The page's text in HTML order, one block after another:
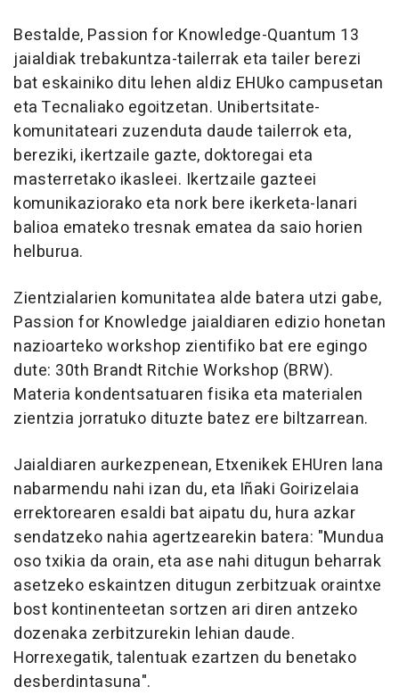
Bestalde, Passion for Knowledge-Quantum 13
jaialdiak trebakuntza-tailerrak eta tailer berezi
bat eskainiko ditu lehen aldiz EHUko campusetan
eta Tecnaliako egoitzetan. Unibertsitate-
komunitateari zuzenduta daude tailerrok eta,
bereziki, ikertzaile gazte, doktoregai eta
masterretako ikasleei. Ikertzaile gazteei
komunikaziorako eta nork bere ikerketa-lanari
balioa emateko tresnak ematea da saio horien
helburua.
Zientzialarien komunitatea alde batera utzi gabe,
Passion for Knowledge jaialdiaren edizio honetan
nazioarteko workshop zientifiko bat ere egingo
dute: 30th Brandt Ritchie Workshop (BRW).
Materia kondentsatuaren fisika eta materialen
zientzia jorratuko dituzte batez ere biltzarrean.
Jaialdiaren aurkezpenean, Etxenikek EHUren lana
nabarmendu nahi izan du, eta Iñaki Goirizelaia
errektorearen esaldi bat aipatu du, hura azkar
sendatzeko nahia agertzearekin batera: "Mundua
oso txikia da orain, eta ase nahi ditugun beharrak
asetzeko eskaintzen ditugun zerbitzuak oraintxe
bost kontinenteetan sortzen ari diren antzeko
dozenaka zerbitzurekin lehian daude.
Horrexegatik, talentuak ezartzen du benetako
desberdintasuna".